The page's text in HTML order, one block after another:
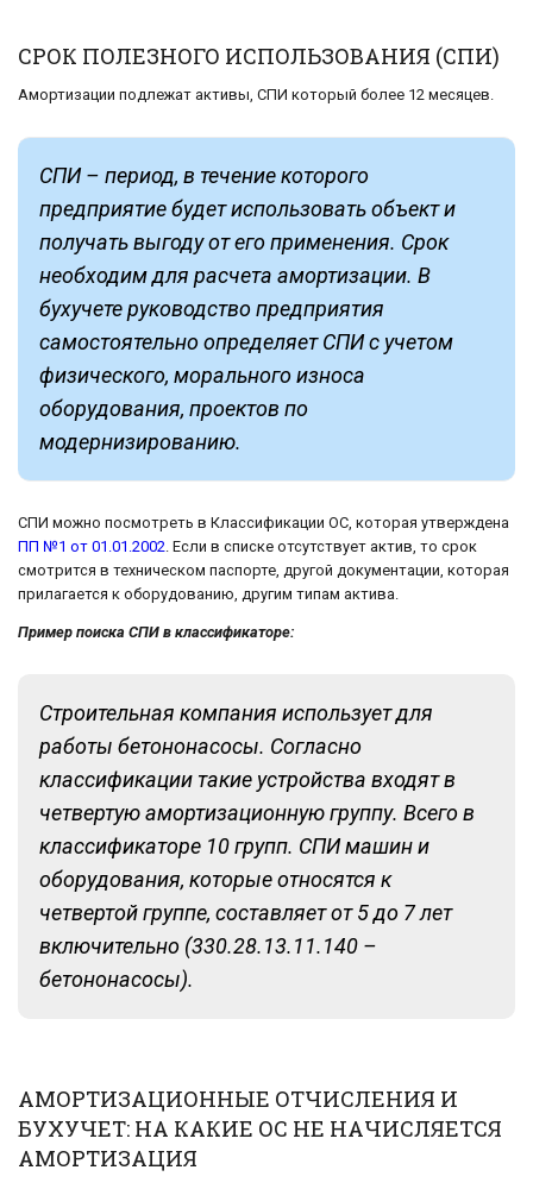
СРОК ПОЛЕЗНОГО ИСПОЛЬЗОВАНИЯ (СПИ)
Амортизации подлежат активы, СПИ который более 12 месяцев.
СПИ – период, в течение которого
предприятие будет использовать объект и
получать выгоду от его применения. Срок
необходим для расчета амортизации. В
бухучете руководство предприятия
самостоятельно определяет СПИ с учетом
физического, морального износа
оборудования, проектов по
модернизированию.
СПИ можно посмотреть в Классификации ОС, которая утверждена
ПП №1 от 01.01.2002 . Если в списке отсутствует актив, то срок
смотрится в техническом паспорте, другой документации, которая
прилагается к оборудованию, другим типам актива.
Пример поиска СПИ в классификаторе:
Строительная компания использует для
работы бетононасосы. Согласно
классификации такие устройства входят в
четвертую амортизационную группу. Всего в
классификаторе 10 групп. СПИ машин и
оборудования, которые относятся к
четвертой группе, составляет от 5 до 7 лет
включительно (330.28.13.11.140 –
бетононасосы).
АМОРТИЗАЦИОННЫЕ ОТЧИСЛЕНИЯ И
БУХУЧЕТ: НА КАКИЕ ОС НЕ НАЧИСЛЯЕТСЯ
АМОРТИЗАЦИЯ